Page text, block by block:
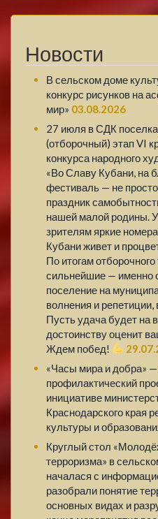
Новости
В сельском доме
конкурс рисунков на
мир» 03.08.2026
27 июля в СДК
(отборочный) этап VI
конкурса народного
«Во Славу Кубани, на
фестиваль — не
праздник
нашей малой родины.
зрителям яркие
Кубани живет и
По итогам
сильнейшие — именно
поселение на
волнения и
Пусть удача будет на
достоинству оценит
Ждем побед!
«Часы мира и добра»
профилактический
инициативе
Краснодарского края
культуры и
Круглый стол
терроризма» в
началася с
разобрали понятие
основных видах и